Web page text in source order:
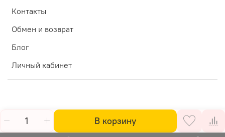
В корзину
Контакты
Обмен и возврат
Блог
Личный кабинет